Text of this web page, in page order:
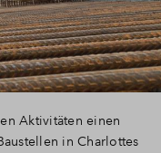
Aktivitäten einen
in Charlottes